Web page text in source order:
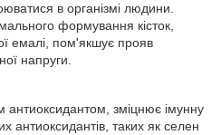
в організмі людини.
формування кісток,
емалі, пом'якшує прояв
напруги.
антиоксидантом, зміцнює імунну
антиоксидантів, таких як селен